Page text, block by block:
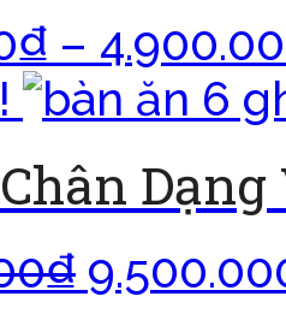
₫ –
Dạng
₫